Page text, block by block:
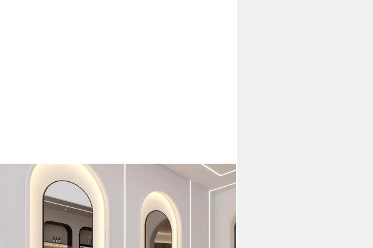
WDWRITTI
Dekospiegel Schwarz 180x80cm für Friseurladen
Friseurspiegel XXL Modern (Wandspiegel Rund Bogen
groß, 1-St., 5mm HD Umweltschutz Spiegel), Design
Ganzkörperspiegel, Standspiegel, Flurspiegel Oval